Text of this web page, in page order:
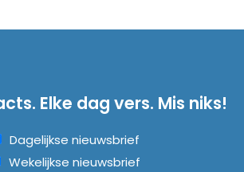
Elke dag vers. Mis niks!
Dagelijkse nieuwsbrief
Wekelijkse nieuwsbrief